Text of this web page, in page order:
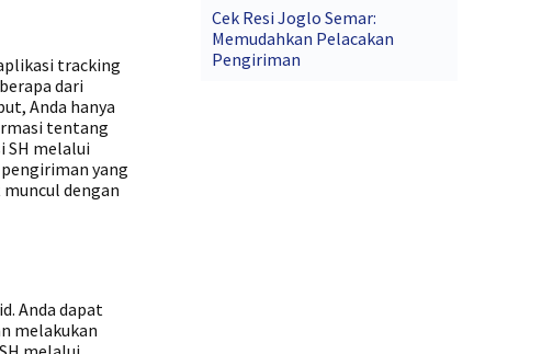
tracking
dari
Anda hanya
tentang
SH melalui
yang
dengan
Anda dapat
melakukan
Cek Resi Joglo Semar:
Memudahkan Pelacakan
Pengiriman